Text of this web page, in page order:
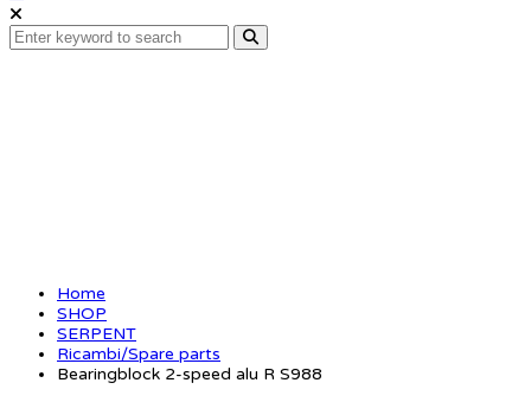
Home
SHOP
SERPENT
Ricambi/Spare parts
Bearingblock 2-speed alu R S988